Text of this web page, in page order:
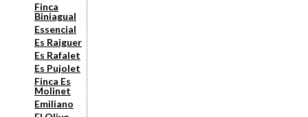
Finca
Biniagual
Essencial
Es Raiguer
Es Rafalet
Es Pujolet
Finca Es
Molinet
Emiliano